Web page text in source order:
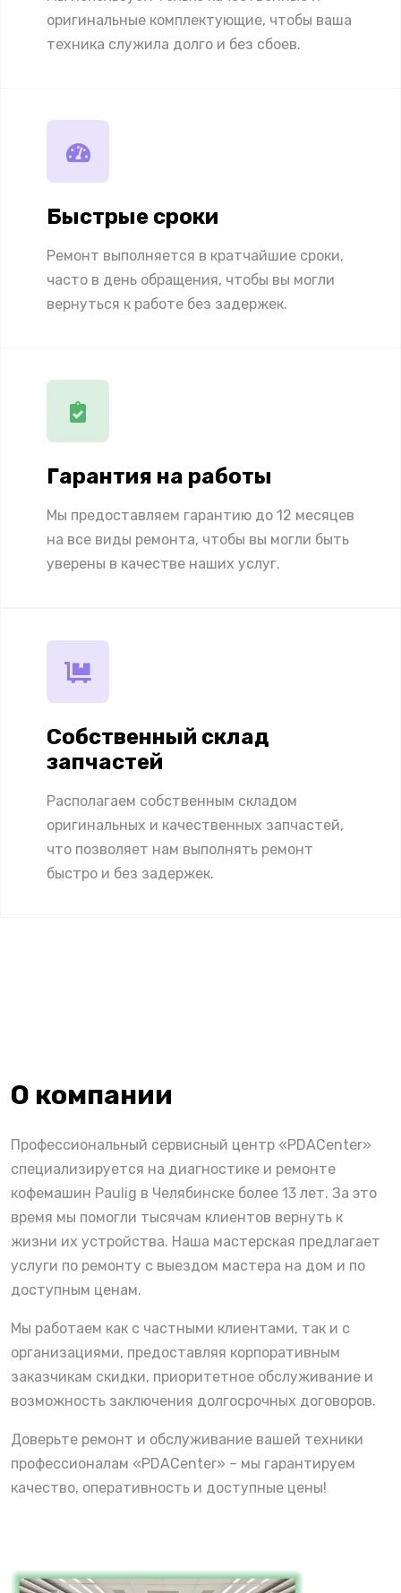
оригинальные комплектующие, чтобы ваша
техника служила долго и без сбоев.
Быстрые сроки
Ремонт выполняется в кратчайшие сроки,
часто в день обращения, чтобы вы могли
вернуться к работе без задержек.
Гарантия на работы
Мы предоставляем гарантию до 12 месяцев
на все виды ремонта, чтобы вы могли быть
уверены в качестве наших услуг.
Собственный склад
запчастей
Располагаем собственным складом
оригинальных и качественных запчастей,
что позволяет нам выполнять ремонт
быстро и без задержек.
О компании
Профессиональный сервисный центр «PDACenter»
специализируется на диагностике и ремонте
кофемашин Paulig в Челябинске более 13 лет. За это
время мы помогли тысячам клиентов вернуть к
жизни их устройства. Наша мастерская предлагает
услуги по ремонту с выездом мастера на дом и по
доступным ценам.
Мы работаем как с частными клиентами, так и с
организациями, предоставляя корпоративным
заказчикам скидки, приоритетное обслуживание и
возможность заключения долгосрочных договоров.
Доверьте ремонт и обслуживание вашей техники
профессионалам «PDACenter» – мы гарантируем
качество, оперативность и доступные цены!